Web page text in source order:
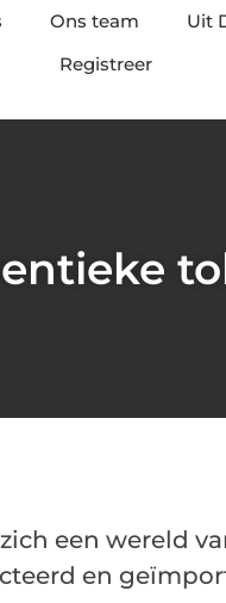
Ons team Uit
Registreer
een wereld
en